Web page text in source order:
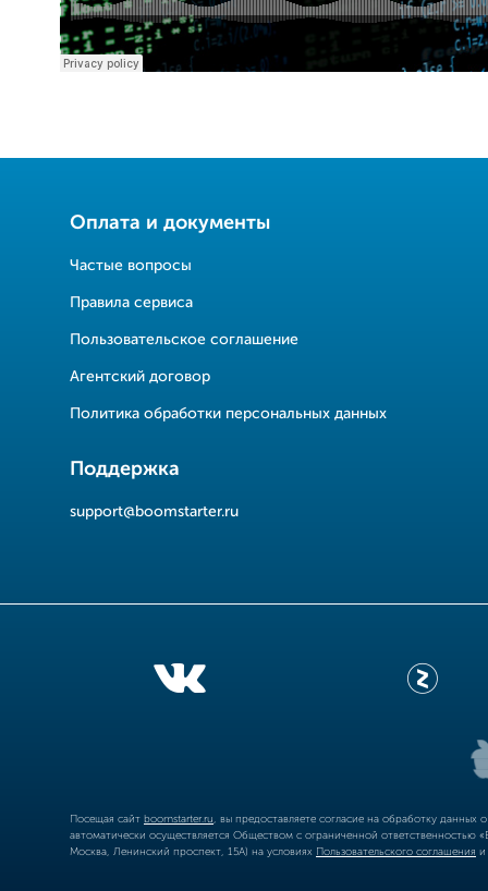
Оплата и документы
Частые вопросы
Правила сервиса
Пользовательское соглашение
Агентский договор
Политика обработки персональных данных
Поддержка
support@boomstarter.ru
Посещая сайт boomstarter.ru , вы предоставляете согласие на обработку
автоматически осуществляется Обществом с ограниченной
Москва, Ленинский проспект, 15А) на условиях Пользовательского соглашения и